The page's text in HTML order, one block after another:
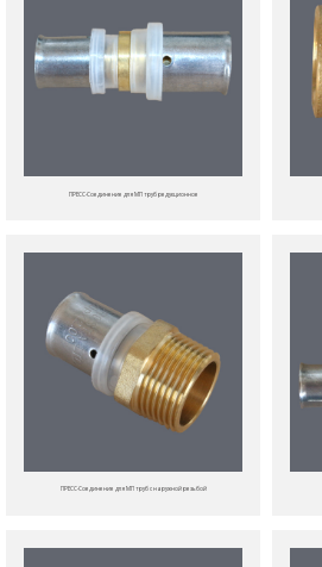
ПРЕСС-Соединение для МП труб редукционное
ПРЕСС-Соединение для МП труб с наружной резьбой